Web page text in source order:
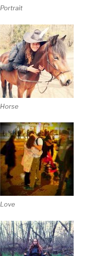
Portrait
Horse
Love